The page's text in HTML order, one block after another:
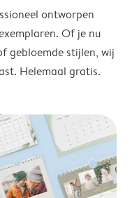
ontworpen
Of je nu
gebloemde stijlen, wij
Helemaal gratis.